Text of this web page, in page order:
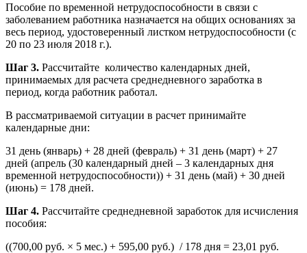
Пособие по временной нетрудоспособности в связи с
заболеванием работника назначается на общих основаниях за
весь период, удостоверенный листком нетрудоспособности (с
20 по 23 июля 2018 г.).
Шаг 3. Рассчитайте количество календарных дней,
принимаемых для расчета среднедневного заработка в
период, когда работник работал.
В рассматриваемой ситуации в расчет принимайте
календарные дни:
31 день (январь) + 28 дней (февраль) + 31 день (март) + 27
дней (апрель (30 календарный дней – 3 календарных дня
временной нетрудоспособности)) + 31 день (май) + 30 дней
(июнь) = 178 дней.
Шаг 4. Рассчитайте среднедневной заработок для исчисления
пособия:
((700,00 руб. × 5 мес.) + 595,00 руб.) / 178 дня = 23,01 руб.